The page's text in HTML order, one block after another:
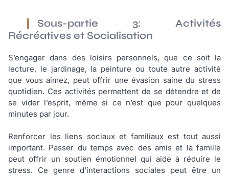
Sous-partie 3: Activités
Récréatives et Socialisation
S’engager dans des loisirs personnels, que ce soit la
lecture, le jardinage, la peinture ou toute autre activité
que vous aimez, peut offrir une évasion saine du stress
quotidien. Ces activités permettent de se détendre et de
se vider l’esprit, même si ce n’est que pour quelques
minutes par jour.
Renforcer les liens sociaux et familiaux est tout aussi
important. Passer du temps avec des amis et la famille
peut offrir un soutien émotionnel qui aide à réduire le
stress. Ce genre d’interactions sociales peut être un